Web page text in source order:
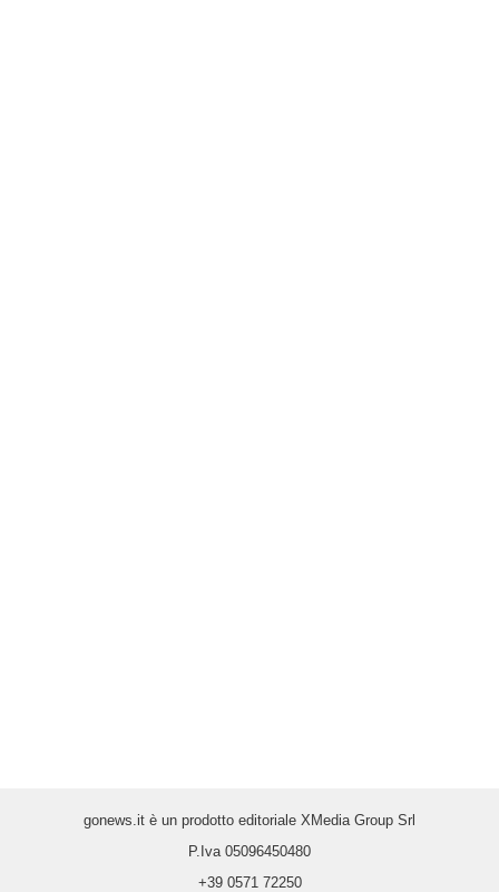
gonews.it è un prodotto editoriale XMedia Group Srl
P.Iva 05096450480
+39 0571 72250